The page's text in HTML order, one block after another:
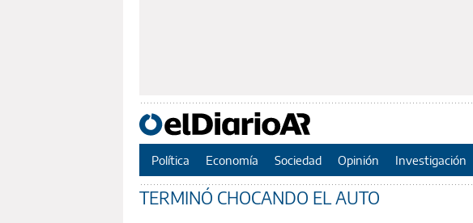
Política Economía Sociedad Opinión Investigación
TERMINÓ CHOCANDO EL AUTO